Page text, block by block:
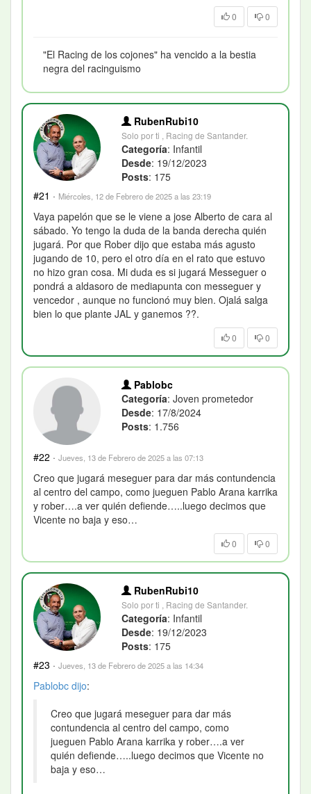
0 0
"El Racing de los cojones" ha vencido a la bestia
negra del racinguismo
RubenRubi10
Solo por ti , Racing de Santander.
Categoría: Infantil
Desde: 19/12/2023
Posts: 175
#21 · Miércoles, 12 de Febrero de 2025 a las 23:19
Vaya papelón que se le viene a jose Alberto de cara al
sábado. Yo tengo la duda de la banda derecha quién
jugará. Por que Rober dijo que estaba más agusto
jugando de 10, pero el otro día en el rato que estuvo
no hizo gran cosa. Mi duda es si jugará Messeguer o
pondrá a aldasoro de mediapunta con messeguer y
vencedor , aunque no funcionó muy bien. Ojalá salga
bien lo que plante JAL y ganemos ??.
0 0
Pablobc
Categoría: Joven prometedor
Desde: 17/8/2024
Posts: 1.756
#22 · Jueves, 13 de Febrero de 2025 a las 07:13
Creo que jugará meseguer para dar más contundencia
al centro del campo, como jueguen Pablo Arana karrika
y rober….a ver quién defiende…..luego decimos que
Vicente no baja y eso…
0 0
RubenRubi10
Solo por ti , Racing de Santander.
Categoría: Infantil
Desde: 19/12/2023
Posts: 175
#23 · Jueves, 13 de Febrero de 2025 a las 14:34
Pablobc dijo:
Creo que jugará meseguer para dar más
contundencia al centro del campo, como
jueguen Pablo Arana karrika y rober….a ver
quién defiende…..luego decimos que Vicente no
baja y eso…